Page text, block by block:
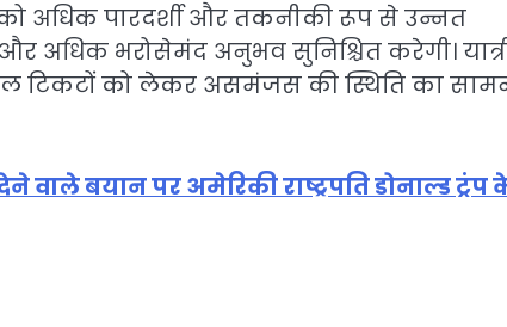
अधिक पारदर्शी और तकनीकी रूप से उन्नत
अधिक भरोसेमंद अनुभव सुनिश्चित करेगी।
टिकटों को लेकर असमंजस की स्थिति का
बयान पर अमेरिकी राष्ट्रपति डोनाल्ड ट्रंप